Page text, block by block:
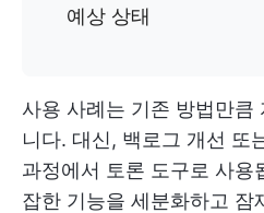
예상 상태
사용 사례는 기존 방법만큼
니다. 대신, 백로그 개선 또
과정에서 토론 도구로 사용
잡한 기능을 세분화하고 잠